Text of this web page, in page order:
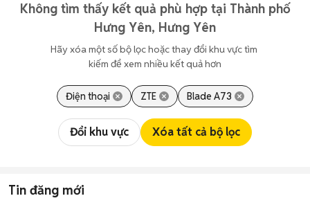
Không tìm thấy kết quả phù hợp tại Thành phố
Hưng Yên, Hưng Yên
Hãy xóa một số bộ lọc hoặc thay đổi khu vực tìm
kiếm để xem nhiều kết quả hơn
Điện thoại ZTE Blade A73
Đổi khu vực Xóa tất cả bộ lọc
Tin đăng mới